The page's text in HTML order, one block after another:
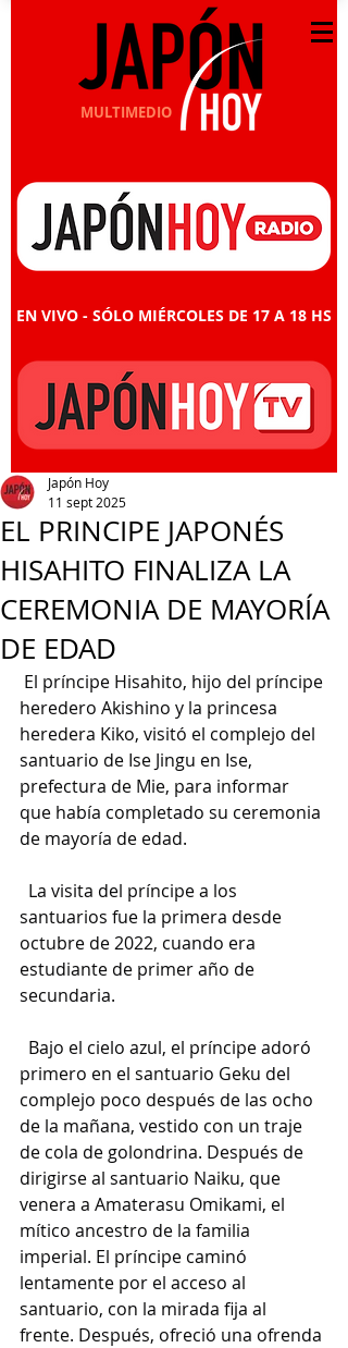
MULTIMEDIO
EN VIVO - SÓLO MIÉRCOLES DE 17 A 18 HS
EL PRINCIPE JAPONÉS
HISAHITO FINALIZA LA
CEREMONIA DE MAYORÍA
DE EDAD
Japón Hoy
11 sept 2025
El príncipe Hisahito, hijo del príncipe
heredero Akishino y la princesa
heredera Kiko, visitó el complejo del
santuario de Ise Jingu en Ise,
prefectura de Mie, para informar
que había completado su ceremonia
de mayoría de edad.
La visita del príncipe a los
santuarios fue la primera desde
octubre de 2022, cuando era
estudiante de primer año de
secundaria.
Bajo el cielo azul, el príncipe adoró
primero en el santuario Geku del
complejo poco después de las ocho
de la mañana, vestido con un traje
de cola de golondrina. Después de
dirigirse al santuario Naiku, que
venera a Amaterasu Omikami, el
mítico ancestro de la familia
imperial. El príncipe caminó
lentamente por el acceso al
santuario, con la mirada fija al
frente. Después, ofreció una ofrenda